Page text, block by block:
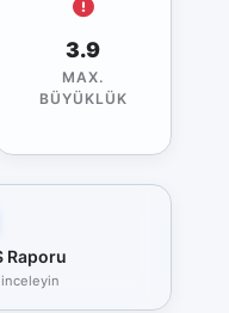
3.9
MAX.
BÜYÜKLÜK
Raporu
inceleyin